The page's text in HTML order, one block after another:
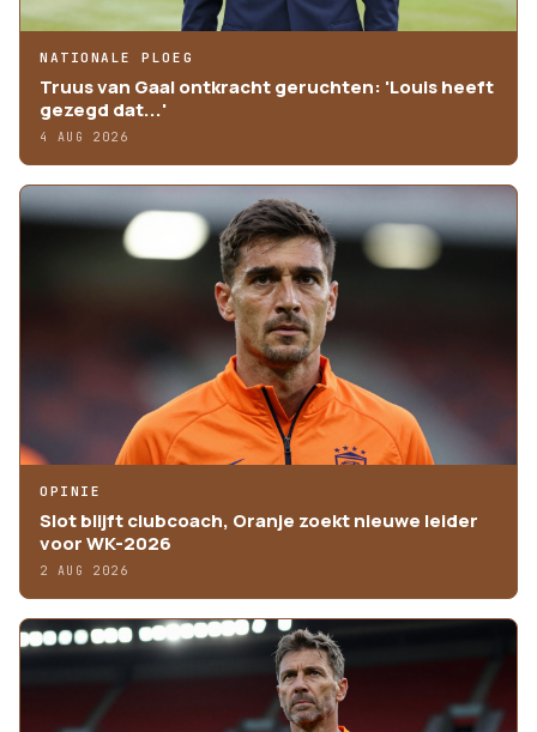
NATIONALE PLOEG
Truus van Gaal ontkracht geruchten: 'Louis heeft
gezegd dat...'
4 AUG 2026
OPINIE
Slot blijft clubcoach, Oranje zoekt nieuwe leider
voor WK-2026
2 AUG 2026